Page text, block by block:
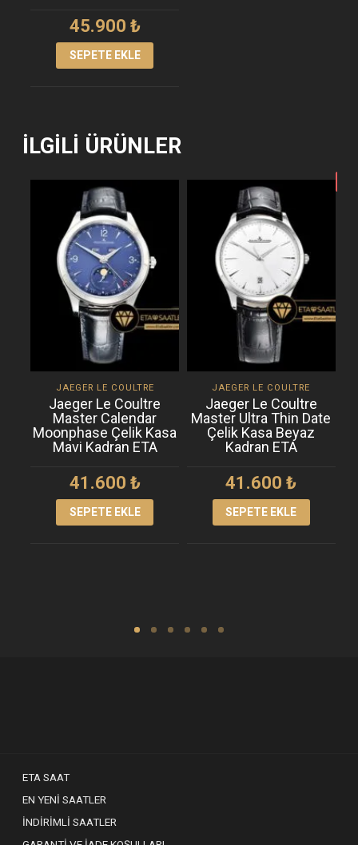
45.900 ₺
SEPETE EKLE
İLGILI ÜRÜNLER
JAEGER LE COULTRE
Jaeger Le Coultre
Master Calendar
Moonphase Çelik Kasa
Mavi Kadran ETA
41.600 ₺
SEPETE EKLE
JAEGER LE COULTRE
Jaeger Le Coultre
Master Ultra Thin Date
Çelik Kasa Beyaz
Kadran ETA
41.600₺
SEPETE EKLE
ETA SAAT
EN YENI SAATLER
İNDIRIMLI SAATLER